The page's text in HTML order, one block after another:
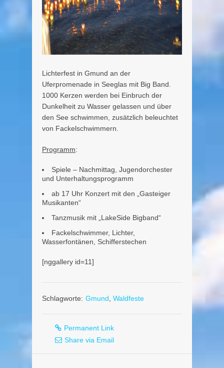
Lichterfest in Gmund an der
Uferpromenade in Seeglas mit Big Band.
1000 Kerzen werden bei Einbruch der
Dunkelheit zu Wasser gelassen und über
den See schwimmen, zusätzlich beleuchtet
von Fackelschwimmern.
Programm:
Spiele – Nachmittag, Jugendorchester
und Unterhaltungsprogramm
ab 17 Uhr Konzert mit den „Gasteiger
Musikanten“
Tanzmusik mit „LakeSide Bigband“
Fackelschwimmer, Lichter,
Wasserfontänen, Schifferstechen
[nggallery id=11]
Schlagworte: Gmund, Waldfeste
Permanent Link
Share via Email